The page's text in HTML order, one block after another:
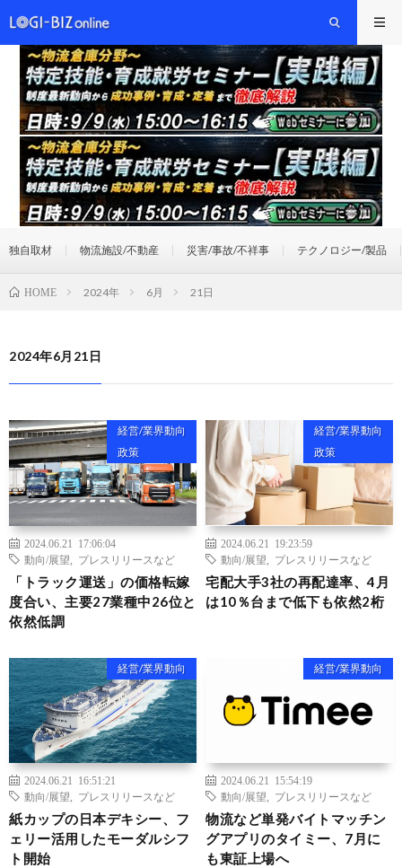
独自取材 物流施設/不動産 災害/事故/不祥事 テクノロジー/製品
HOME 2024年 6月 21日
2024年6月21日
経営/業界動向
政策
2024.06.21 17:06:04
動向/展望
プレスリリースなど
「トラック運送」の価格転嫁
度合い、主要27業種中26位と
依然低調
経営/業界動向
政策
2024.06.21 19:23:59
動向/展望
プレスリリースなど
宅配大手3社の再配達率、4月
は10％台まで低下も依然2桁
経営/業界動向
2024.06.21 16:51:21
動向/展望
プレスリリースなど
紙カップの日本デキシー、フ
ェリー活用したモーダルシフ
ト開始
経営/業界動向
2024.06.21 15:54:19
動向/展望
プレスリリースなど
物流など単発バイトマッチン
グアプリのタイミー、7月に
も東証上場へ